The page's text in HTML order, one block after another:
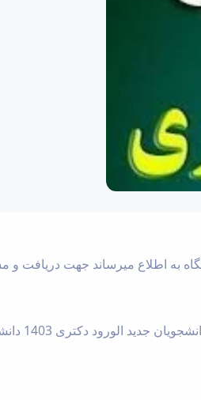
الورود دکتری 1403 دانشگاه بوعلی سینا